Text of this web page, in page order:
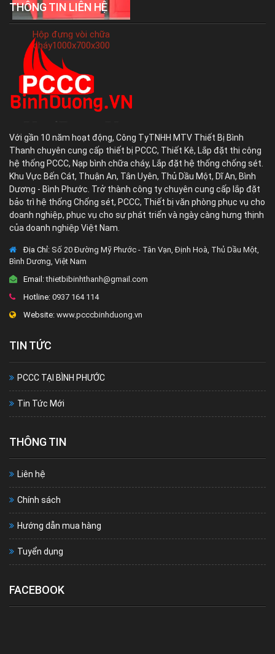
Hộp đựng vòi chữa
cháy1000x700x300
THÔNG TIN LIÊN HỆ
Với gần 10 năm hoạt động, Công TyTNHH MTV Thiết Bị Bình
Thanh chuyên cung cấp thiết bị PCCC, Thiết Kê, Lắp đặt thi công
hệ thống PCCC, Nạp bình chữa cháy, Lắp đặt hệ thống chống sét.
Khu Vực Bến Cát, Thuận An, Tân Uyên, Thủ Dầu Một, Dĩ An, Bình
Dương - Bình Phước. Trở thành công ty chuyên cung cấp lắp đặt
bảo trì hệ thống Chống sét, PCCC, Thiết bị văn phòng phục vụ cho
doanh nghiệp, phục vụ cho sự phát triển và ngày càng hưng thịnh
của doanh nghiệp Việt Nam.
Địa Chỉ: Số 20 Đường Mỹ Phước - Tân Vạn, Định Hoà, Thủ Dầu Một,
Bình Dương, Việt Nam
Email:thietbibinhthanh@gmail.com
Hotline: 0937 164 114
Website: www.pcccbinhduong.vn
TIN TỨC
PCCC TẠI BÌNH PHƯỚC
Tin Tức Mới
THÔNG TIN
Liên hệ
Chính sách
Hướng dẫn mua hàng
Tuyển dụng
FACEBOOK